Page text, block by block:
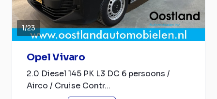
1/23
Opel Vivaro
2.0 Diesel 145 PK L3 DC 6 persoons /
Airco / Cruise Contr...